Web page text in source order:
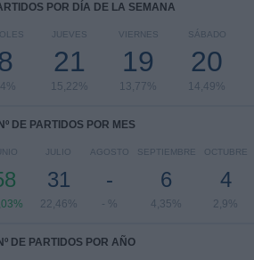
POR DÍA DE LA SEMANA
JUEVES
21
15,22%
VIERNES
19
13,77%
SÁBADO
20
14,49%
Nº DE PARTIDOS POR MES
JULIO
31
22,46%
AGOSTO
-
- %
SEPTIEMBRE
6
4,35%
OCTUBRE
4
2,9%
DE PARTIDOS POR AÑO